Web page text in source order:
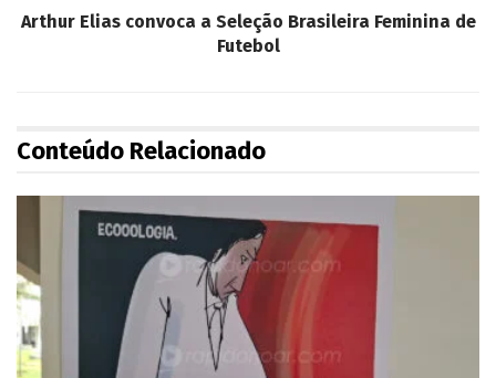
Arthur Elias convoca a Seleção Brasileira Feminina de
Futebol
Conteúdo Relacionado